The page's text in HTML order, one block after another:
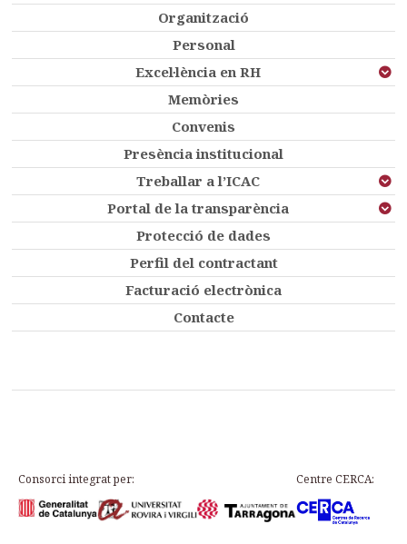
Organització
Personal
Excel·lència en RH
Memòries
Convenis
Presència institucional
Treballar a l’ICAC
Portal de la transparència
Protecció de dades
Perfil del contractant
Facturació electrònica
Contacte
Consorci integrat per: Centre CERCA: